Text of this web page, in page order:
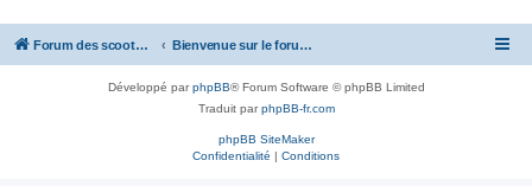
Forum des scooters SYM - GTS -MAXSYM - CRUISYM - JOYMAX - Maxsym TL Bienvenue sur le forum des scooters de la gamme SYM
Développé parphpBB® Forum Software © phpBB Limited
Traduit parphpBB-fr.com
phpBB SiteMaker
Confidentialité | Conditions